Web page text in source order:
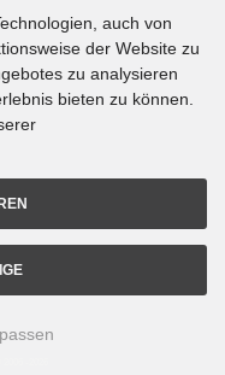
auch von
der Website zu
zu analysieren
bieten zu können.